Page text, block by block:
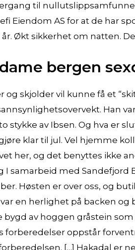
til
Eiendom AS for at de har
Økt sikkerhet om natten.
bergen
og skjolder vil kunne få et
Han
stykke av Ibsen. Og hva er
klar til jul. Vel hjemme
her, og det benyttes ikke
I samarbeid med Sandefjord
Høsten er over oss, og
en herlighet på backen
bygd av hoggen gråstein
forberedelser oppstår
[…] Hakadal er